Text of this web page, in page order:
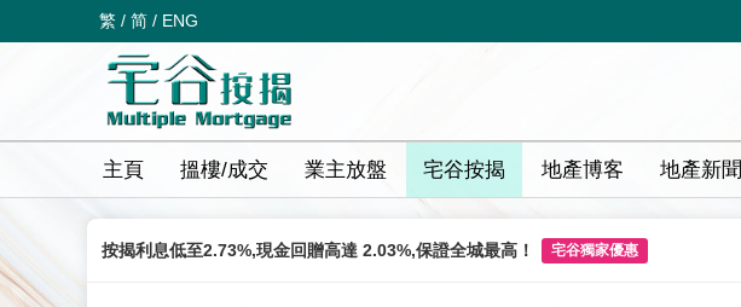
繁 / 简 / ENG
主頁 搵樓/成交 業主放盤 宅谷按揭 地產博客 地產新聞
按揭利息低至2.73%,現金回贈高達 2.03%,保證全城最高！ 宅谷獨家優惠